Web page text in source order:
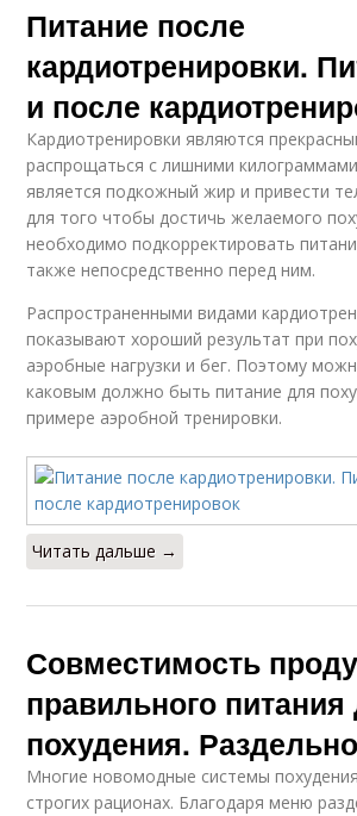
Питание после
кардиотренировки.
и после
Кардиотренировки являются
распрощаться с лишними
является подкожный жир и привести
для того чтобы достичь желаемого
необходимо подкорректировать
также непосредственно перед ним.
Распространенными видами
показывают хороший результат при
аэробные нагрузки и бег. Поэтому
каковым должно быть питание для
примере аэробной тренировки.
Читать дальше →
Совместимость
правильного питания
похудения.
Многие новомодные системы
строгих рационах. Благодаря меню